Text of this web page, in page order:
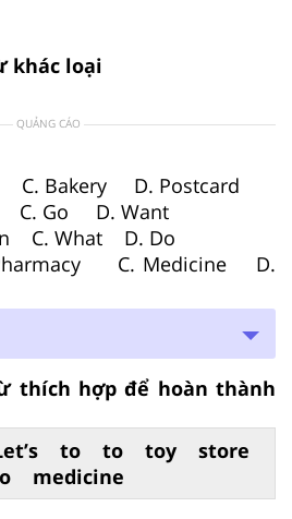
khác loại
QUẢNG CÁO
C. Bakery D. Postcard
C. Go D. Want
C. What D. Do
C. Medicine D.
thích hợp để hoàn thành
to to toy store
medicine